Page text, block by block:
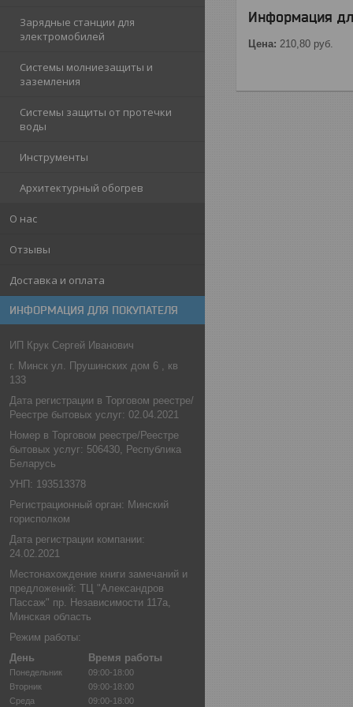
Зарядные станции для
электромобилей
Системы молниезащиты и
заземления
Системы защиты от протечки
воды
Инструменты
Архитектурный обогрев
О нас
Отзывы
Доставка и оплата
ИНФОРМАЦИЯ ДЛЯ ПОКУПАТЕЛЯ
ИП Крук Сергей Иванович
г. Минск ул. Прушинских дом 6 , кв
133
Дата регистрации в Торговом реестре/
Реестре бытовых услуг: 02.04.2021
Номер в Торговом реестре/Реестре
бытовых услуг: 506430, Республика
Беларусь
УНП: 193513378
Регистрационный орган: Минский
горисполком
Дата регистрации компании:
24.02.2021
Местонахождение книги замечаний и
предложений: ТЦ "Александров
Пассаж" пр. Независимости 117а,
Минская область
Режим работы:
День
Время работы
Понедельник
09:00-18:00
Вторник
09:00-18:00
Среда
09:00-18:00
Информация
Цена: 210,80 руб.